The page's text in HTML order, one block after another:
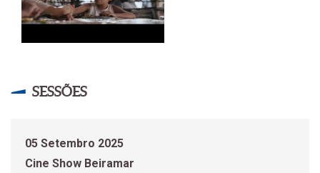
SESSÕES
05 Setembro 2025
Cine Show Beiramar